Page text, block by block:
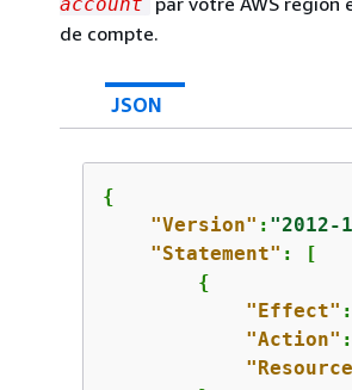
de compte.
JSON
{
"Version" : "2012-
"Statement" : [
{
"Effect"
"Action"